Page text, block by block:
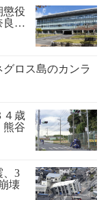
懲役
地
ロス島のカンラ
４歳
谷
、3
壊